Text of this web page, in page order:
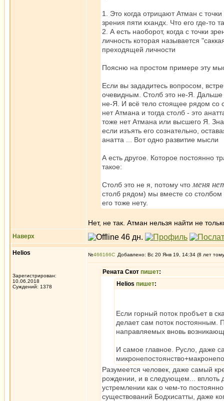
1. Это когда отрицают Атман с
зрения пяти кхандх. Что его где-то
2. А есть наоборот, когда с точки
личность которая называется
преходящей личности
Поясню на простом примере эту
Если вы зададитесь вопросом,
очевидным. Столб это не-Я. Дальше
не-Я. И всё тело стоящее рядом со
нет Атмана и тогда столб - это
тоже нет Атмана или высшего Я.
если изъять его сознательно,
анатта ... Вот одно развитие мысли
А есть другое. Которое постоянно
такое:
Столб это не я, потому что меня
столб рядом) мы вместе со столбом
его тоже нету.
Нет, не так. Атман нельзя найти не
Наверх
Helios
Зарегистрирован:
10.06.2018
Суждений: 1378
№466166 Добавлено: Вс 20 Янв 19, 14:34 (8 лет
Рената Скот пишет:
Helios пишет:
Если горный поток пробъет в
делает сам поток постоянным.
направляемых вновь
И самое главное. Русло, даже
Разумеется человек, даже самый
рождении, и в следующем... вплоть
устремлении как о чем-то
существований Бодхисатты, даже